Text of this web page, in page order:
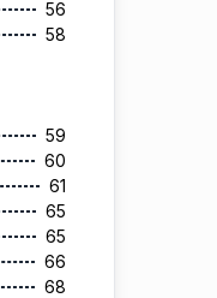
56
58
59
60
61
65
65
66
68